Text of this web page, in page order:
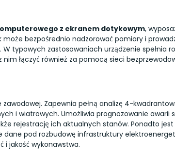
z ekranem dotykowym,
może bezpośrednio nadzorować pomiary i
typowych zastosowaniach urządzenie spełnia
łączyć również za pomocą sieci
Zapewnia pełną analizę 4-
i wiatrowych. Umożliwia prognozowanie awarii
rejestrację ich aktualnych stanów. Ponadto
dane pod rozbudowę infrastruktury
jakość wykonawstwa.